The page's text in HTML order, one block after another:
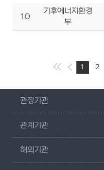
10
기후에너지환경
부
1 2
관장기관
관계기관
해외기관